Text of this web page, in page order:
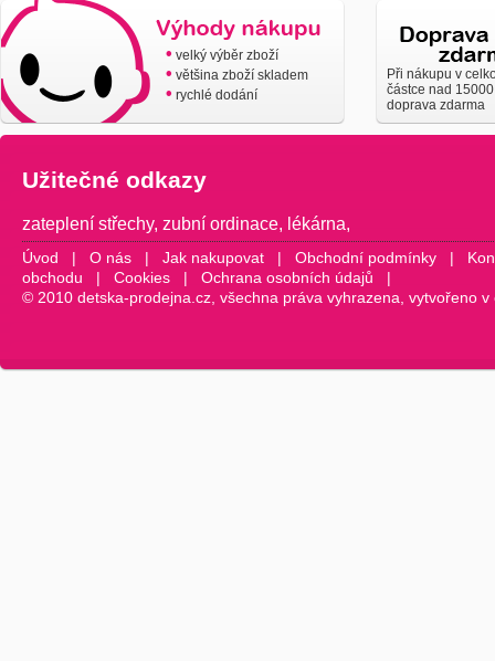
• velký výběr zboží
• většina zboží skladem
• rychlé dodání
Při nákupu v
částce nad
doprava zdarma
Užitečné odkazy
zateplení střechy, zubní ordinace, lékárna,
Úvod | O nás | Jak nakupovat | Obchodní podmínky |
obchodu | Cookies | Ochrana osobních údajů |
© 2010 detska-prodejna.cz, všechna práva vyhrazena, vytvořeno v